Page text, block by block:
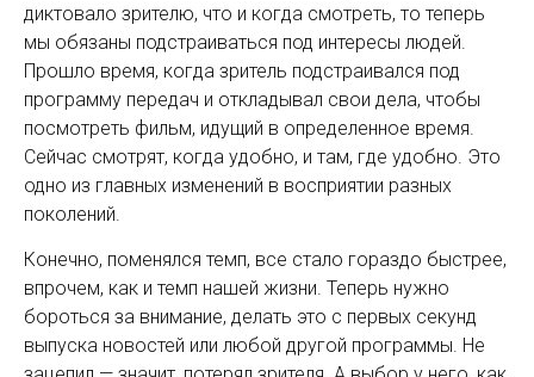
диктовало зрителю, что и когда смотреть, то теперь
мы обязаны подстраиваться под интересы людей.
Прошло время, когда зритель подстраивался под
программу передач и откладывал свои дела, чтобы
посмотреть фильм, идущий в определенное время.
Сейчас смотрят, когда удобно, и там, где удобно. Это
одно из главных изменений в восприятии разных
поколений.
Конечно, поменялся темп, все стало гораздо быстрее,
впрочем, как и темп нашей жизни. Теперь нужно
бороться за внимание, делать это с первых секунд
выпуска новостей или любой другой программы. Не